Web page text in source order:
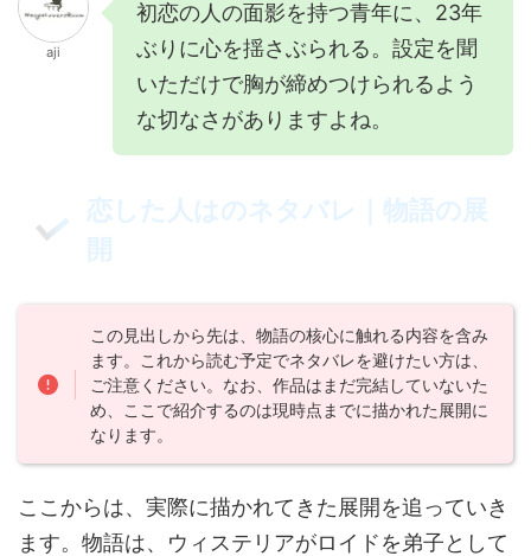
aji
初恋の人の面影を持つ青年に、23年
ぶりに心を揺さぶられる。設定を聞
いただけで胸が締めつけられるよう
な切なさがありますよね。
恋した人はのネタバレ｜物語の展
開
この見出しから先は、物語の核心に触れる内容を含み
ます。これから読む予定でネタバレを避けたい方は、
ご注意ください。なお、作品はまだ完結していないた
め、ここで紹介するのは現時点までに描かれた展開に
なります。
ここからは、実際に描かれてきた展開を追っていき
ます。物語は、ウィステリアがロイドを弟子として